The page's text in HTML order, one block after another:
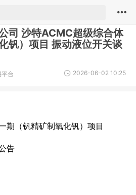
司 沙特ACMC超级综合体
钒）项目 振动液位开关谈
台 2026-06-02 10:25
期（钒精矿制氧化钒）项目
告